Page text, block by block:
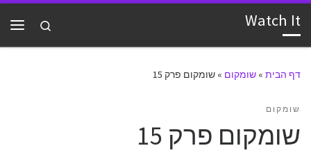
דלג לתוכן Watch It
Search
דף הבית » שומקום » שומקום פרק 15
שומקום
שומקום פרק 15